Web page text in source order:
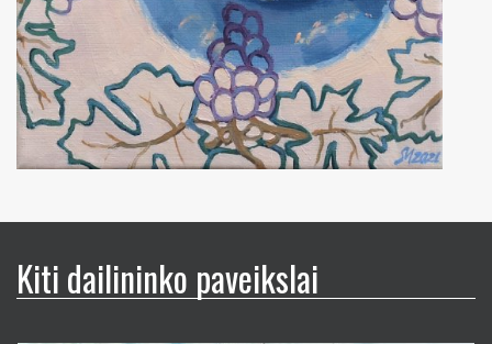
Kiti dailininko paveikslai